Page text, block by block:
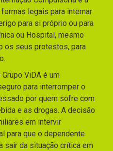
legais para internar
para si próprio ou para
ou Hospital, mesmo
os seus protestos, para
ViDA é um
para interromper o
por quem sofre com
e as drogas. A decisão
em intervir
para que o dependente
sair da situação crítica em